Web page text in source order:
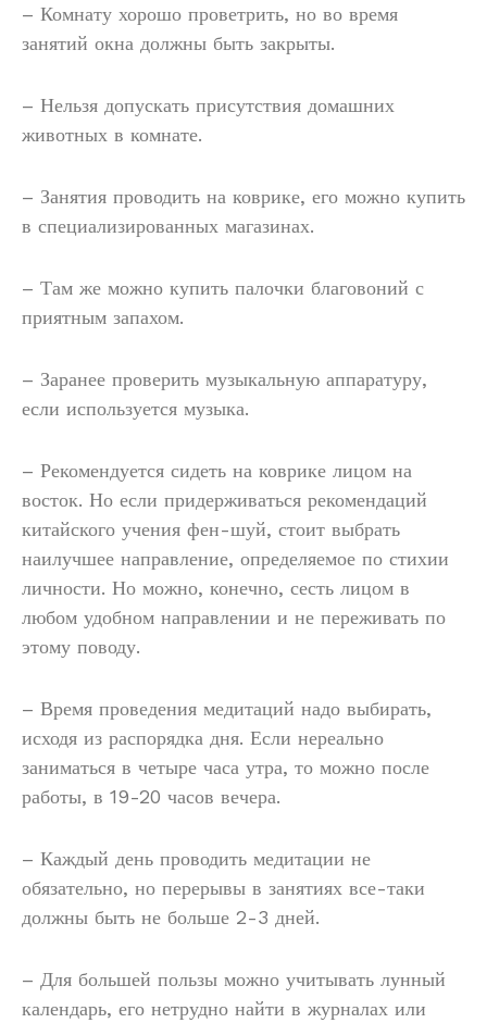
– Комнату хорошо проветрить, но во время
занятий окна должны быть закрыты.
– Нельзя допускать присутствия домашних
животных в комнате.
– Занятия проводить на коврике, его можно купить
в специализированных магазинах.
– Там же можно купить палочки благовоний с
приятным запахом.
– Заранее проверить музыкальную аппаратуру,
если используется музыка.
– Рекомендуется сидеть на коврике лицом на
восток. Но если придерживаться рекомендаций
китайского учения фен-шуй, стоит выбрать
наилучшее направление, определяемое по стихии
личности. Но можно, конечно, сесть лицом в
любом удобном направлении и не переживать по
этому поводу.
– Время проведения медитаций надо выбирать,
исходя из распорядка дня. Если нереально
заниматься в четыре часа утра, то можно после
работы, в 19-20 часов вечера.
– Каждый день проводить медитации не
обязательно, но перерывы в занятиях все-таки
должны быть не больше 2-3 дней.
– Для большей пользы можно учитывать лунный
календарь, его нетрудно найти в журналах или